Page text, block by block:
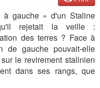
à gauche » d'un Staline
rejetait la veille :
des terres ? Face à
de gauche pouvait-elle
le revirement stalinien
dans ses rangs, que